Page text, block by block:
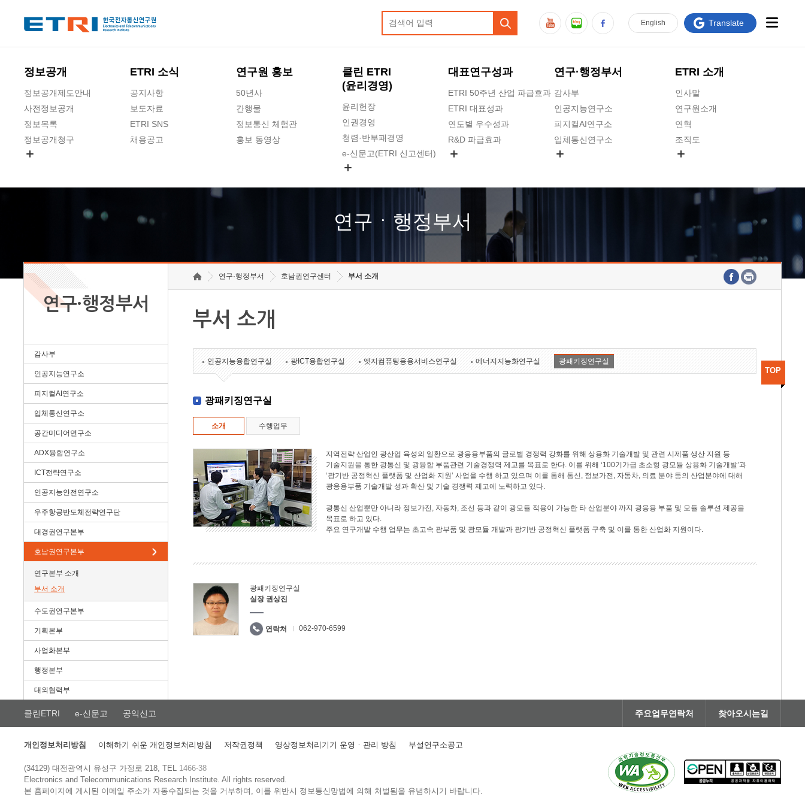
정보공개
정보공개제도안내
사전정보공개
정보목록
정보공개청구
ETRI 소식
공지사항
보도자료
ETRI SNS
채용공고
연구원 홍보
50년사
간행물
정보통신 체험관
홍보 동영상
클린 ETRI
(윤리경영)
윤리헌장
인권경영
청렴·반부패경영
e-신문고(ETRI 신고센터)
고객의소리
수의계약 현황
대표연구성과
ETRI 50주년 산업 파급효과
ETRI 대표성과
연도별 우수성과
R&D 파급효과
연구·행정부서
감사부
인공지능연구소
피지컬AI연구소
입체통신연구소
호남권연구본부
기획본부
ETRI 소개
인사말
연구원소개
연혁
조직도
연구원 고객헌장
주요업무연락처
English Translate
연구ㆍ행정부서
연구·행정부서
감사부
인공지능연구소
피지컬AI연구소
입체통신연구소
공간미디어연구소
ADX융합연구소
ICT전략연구소
인공지능안전연구소
우주항공반도체전략연구단
대경권연구본부
호남권연구본부
연구본부 소개
부서 소개
수도권연구본부
기획본부
사업화본부
행정본부
대외협력부
연구·행정부서 호남권연구센터 부서 소개
부서 소개
인공지능융합연구실 광ICT융합연구실 엣지컴퓨팅응용서비스연구실 에너지지능화연구실 광패키징연구실
광패키징연구실
소개 수행업무
지역전략 산업인 광산업 육성의 일환으로 광응용부품의 글로벌 경쟁력 강화를 위해 상용화 기술개발 및 관련 시제품 생산 지원 등
기술지원을 통한 광통신 및 광융합 부품관련 기술경쟁력 제고를 목표로 한다. 이를 위해 ‘100기가급 초소형 광모듈 상용화 기술개발’과
‘광기반 공정혁신 플랫폼 및 산업화 지원’ 사업을 수행 하고 있으며 이를 통해 통신, 정보가전, 자동차, 의료 분야 등의 산업분야에 대해
광응용부품 기술개발 성과 확산 및 기술 경쟁력 제고에 노력하고 있다.
광통신 산업뿐만 아니라 정보가전, 자동차, 조선 등과 같이 광모듈 적용이 가능한 타 산업분야 까지 광응용 부품 및 모듈 솔루션 제공을
목표로 하고 있다.
주요 연구개발 수행 업무는 초고속 광부품 및 광모듈 개발과 광기반 공정혁신 플랫폼 구축 및 이를 통한 산업화 지원이다.
광패키징연구실
실장 권상진
연락처 062-970-6599
TOP
클린ETRI e-신문고 공익신고 주요업무연락처 찾아오시는길
개인정보처리방침 이해하기 쉬운 개인정보처리방침 저작권정책 영상정보처리기기 운영ㆍ관리 방침 부설연구소공고
(34129) 대전광역시 유성구 가정로 218, TEL 1466-38
Electronics and Telecommunications Research Institute.All rights reserved.
본 홈페이지에 게시된 이메일 주소가 자동수집되는 것을 거부하며, 이를 위반시 정보통신망법에 의해 처벌됨을 유념하시기 바랍니다.